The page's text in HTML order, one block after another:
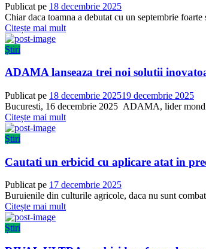
Publicat pe 18 decembrie 2025
Chiar daca toamna a debutat cu un septembrie
Citește mai mult
Știri
ADAMA lanseaza trei noi solutii
Publicat pe 18 decembrie 202519 decembrie 2025
Bucuresti, 16 decembrie 2025 ADAMA, lider
Citește mai mult
Știri
Cautati un erbicid cu aplicare atat in
Publicat pe 17 decembrie 2025
Buruienile din culturile agricole, daca nu sunt
Citește mai mult
Știri